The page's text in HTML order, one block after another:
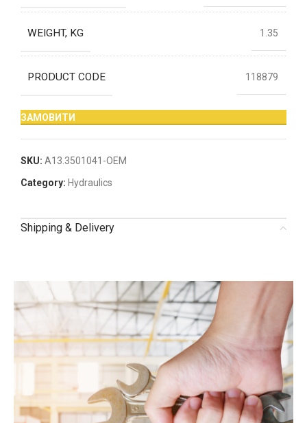
WEIGHT, KG 1.35
PRODUCT CODE 118879
ЗАМОВИТИ
SKU: А13.3501041-OEM
Category: Hydraulics
Shipping & Delivery